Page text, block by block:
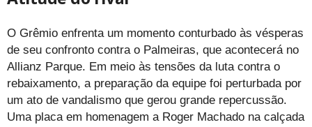
O Grêmio enfrenta um momento conturbado às vésperas
de seu confronto contra o Palmeiras, que acontecerá no
Allianz Parque. Em meio às tensões da luta contra o
rebaixamento, a preparação da equipe foi perturbada por
um ato de vandalismo que gerou grande repercussão.
Uma placa em homenagem a Roger Machado na calçada